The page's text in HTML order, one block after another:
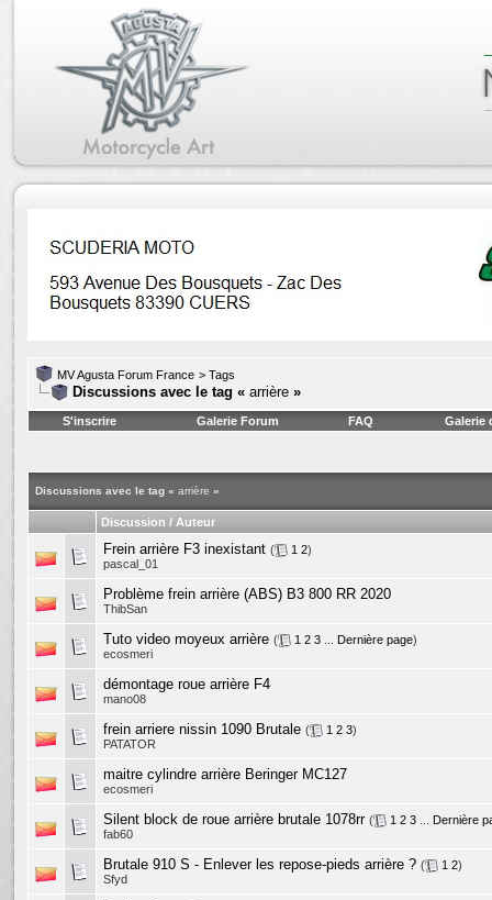
MV Agusta Forum France > Tags
Discussions avec le tag « arrière »
S'inscrire Galerie Forum FAQ Galerie
Discussions avec le tag « arrière »
Discussion / Auteur
Frein arrière F3 inexistant ( 1 2)
pascal_01
Problème frein arrière (ABS) B3 800 RR 2020
ThibSan
Tuto video moyeux arrière ( 1 2 3 Dernière page)
ecosmeri
démontage roue arrière F4
mano08
frein arriere nissin 1090 Brutale ( 1 2 3)
PATATOR
maitre cylindre arrière Beringer MC127
ecosmeri
Silent block de roue arrière brutale 1078rr ( 1 2 3
Dernière
fab60
Brutale 910 S - Enlever les repose-pieds arrière ? ( 1 2)
Sfyd